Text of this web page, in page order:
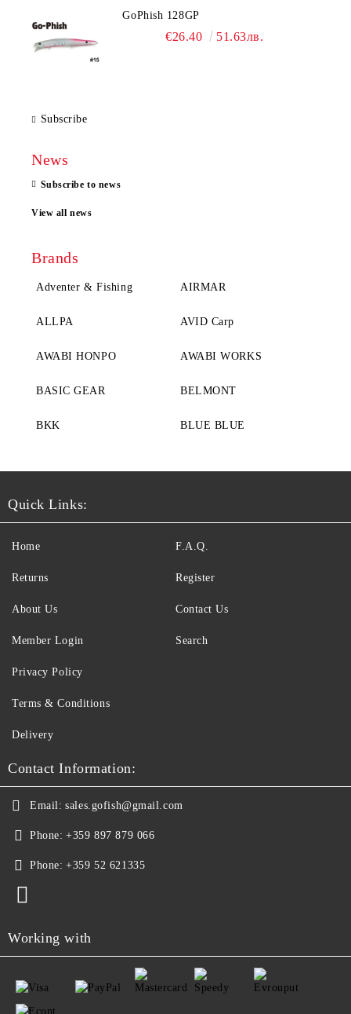
GoPhish 128GP
€26.40 51.63лв.
Subscribe
News
Subscribe to news
View all news
Brands
Adventer & Fishing AIRMAR
ALLPA AVID Carp
AWABI HONPO AWABI WORKS
BASIC GEAR BELMONT
BKK BLUE BLUE
Quick Links:
Home
Returns
About Us
Member Login
F.A.Q.
Register
Contact Us
Search
Privacy Policy
Terms & Conditions
Delivery
Contact Information:
Email: sales.gofish@gmail.com
Phone: +359 897 879 066
Phone: +359 52 621335
Working with